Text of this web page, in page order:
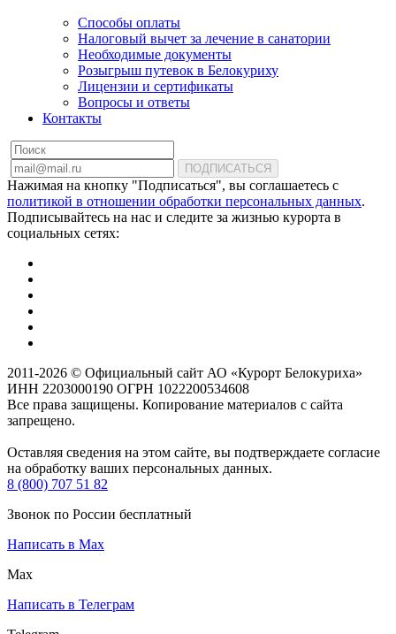
Способы оплаты
Налоговый вычет за лечение в санатории
Необходимые документы
Розыгрыш путевок в Белокуриху
Лицензии и сертификаты
Вопросы и ответы
Контакты
ПОДПИСАТЬСЯ
Нажимая на кнопку "Подписаться", вы соглашаетесь с
политикой в отношении обработки персональных данных.
Подписывайтесь на нас и следите за жизнью курорта в
социальных сетях:
2011-2026 © Официальный сайт АО «Курорт Белокуриха»
ИНН 2203000190 ОГРН 1022200534608
Все права защищены. Копирование материалов с сайта
запрещено.
Оставляя сведения на этом сайте, вы подтверждаете согласие
на обработку ваших персональных данных.
8 (800) 707 51 82
Звонок по России бесплатный
Написать в Max
Max
Написать в Телеграм